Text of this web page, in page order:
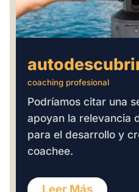
coaching profesional
Podríamos citar una
apoyan la relevancia
para el desarrollo y
coachee.